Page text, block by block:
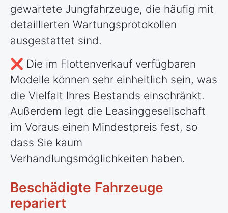
gewartete Jungfahrzeuge, die häufig mit
detaillierten Wartungsprotokollen
ausgestattet sind.
❌ Die im Flottenverkauf verfügbaren
Modelle können sehr einheitlich sein, was
die Vielfalt Ihres Bestands einschränkt.
Außerdem legt die Leasinggesellschaft
im Voraus einen Mindestpreis fest, so
dass Sie kaum
Verhandlungsmöglichkeiten haben.
Beschädigte Fahrzeuge
repariert